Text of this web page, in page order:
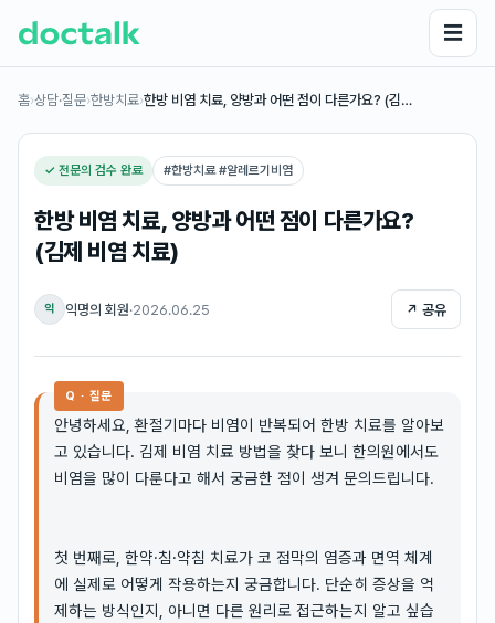
☰
홈›상담·질문›한방치료›한방 비염 치료, 양방과 어떤 점이 다른가요? (김…
✓ 전문의 검수 완료 #한방치료 #알레르기비염
한방 비염 치료, 양방과 어떤 점이 다른가요?
(김제 비염 치료)
익 익명의 회원·2026.06.25 ↗ 공유
Q · 질문
안녕하세요, 환절기마다 비염이 반복되어 한방 치료를 알아보
고 있습니다. 김제 비염 치료 방법을 찾다 보니 한의원에서도
비염을 많이 다룬다고 해서 궁금한 점이 생겨 문의드립니다.
첫 번째로, 한약·침·약침 치료가 코 점막의 염증과 면역 체계
에 실제로 어떻게 작용하는지 궁금합니다. 단순히 증상을 억
제하는 방식인지, 아니면 다른 원리로 접근하는지 알고 싶습